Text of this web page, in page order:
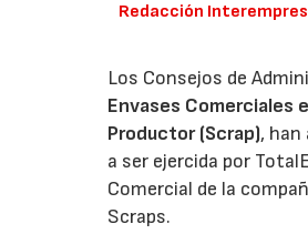
Redacción
Los Consejos de
Envases Comerciales
Productor (Scrap), han
a ser ejercida por
Comercial de la
Scraps.